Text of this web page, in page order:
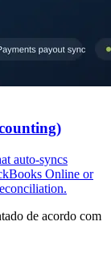
auto-syncs
Online or
de acordo com